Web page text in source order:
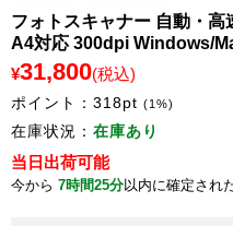
フォトスキャナー 自動・
A4対応 300dpi Windows/
¥31,800(税込)
ポイント： 318pt (1%)
在庫状況： 在庫あり
当日出荷可能
今から 7時間25分以内に確定され